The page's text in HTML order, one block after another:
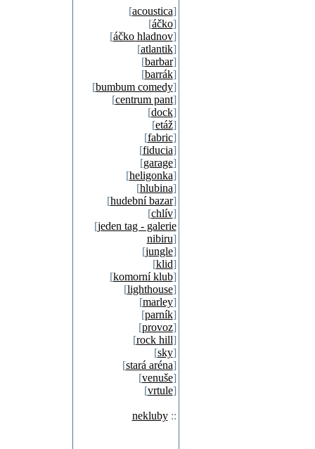
[acoustica]
[áčko]
[áčko hladnov]
[atlantik]
[barbar]
[barrák]
[bumbum comedy]
[centrum pant]
[dock]
[etáž]
[fabric]
[fiducia]
[garage]
[heligonka]
[hlubina]
[hudební bazar]
[chlív]
[jeden tag - galerie
nibiru]
[jungle]
[klid]
[komorní klub]
[lighthouse]
[marley]
[parník]
[provoz]
[rock hill]
[sky]
[stará aréna]
[venuše]
[vrtule]
nekluby::